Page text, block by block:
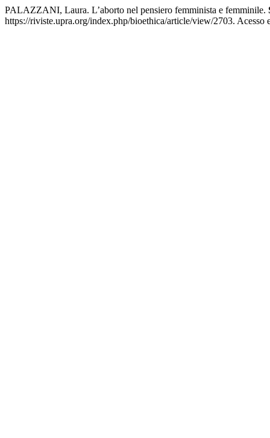
PALAZZANI, Laura. L’aborto nel pensiero femminista e femminile.
https://riviste.upra.org/index.php/bioethica/article/view/2703. Acesso